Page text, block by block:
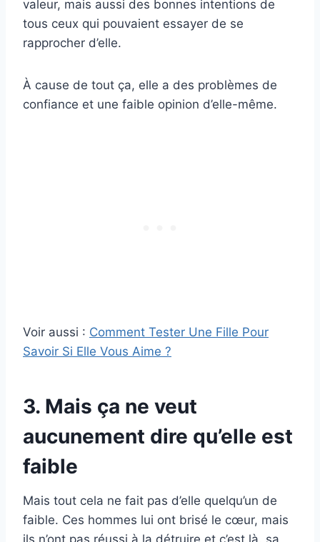
valeur, mais aussi des bonnes intentions de
tous ceux qui pouvaient essayer de se
rapprocher d’elle.
À cause de tout ça, elle a des problèmes de
confiance et une faible opinion d’elle-même.
Voir aussi : Comment Tester Une Fille Pour
Savoir Si Elle Vous Aime ?
3. Mais ça ne veut
aucunement dire qu’elle est
faible
Mais tout cela ne fait pas d’elle quelqu’un de
faible. Ces hommes lui ont brisé le cœur, mais